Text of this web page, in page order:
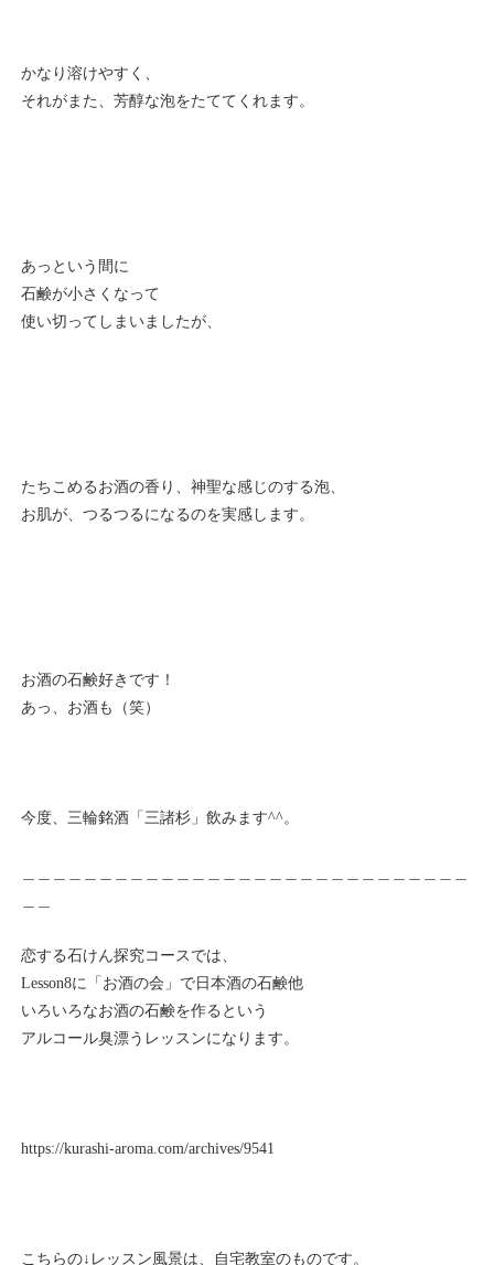
かなり溶けやすく、
それがまた、芳醇な泡をたててくれます。
あっという間に
石鹸が小さくなって
使い切ってしまいましたが、
たちこめるお酒の香り、神聖な感じのする泡、
お肌が、つるつるになるのを実感します。
お酒の石鹸好きです！
あっ、お酒も（笑）
今度、三輪銘酒「三諸杉」飲みます^^。
恋する石けん探究コースでは、
Lesson8に「お酒の会」で日本酒の石鹸他
いろいろなお酒の石鹸を作るという
アルコール臭漂うレッスンになります。
https://kurashi-aroma.com/archives/9541
こちらの↓レッスン風景は、自宅教室のものです。